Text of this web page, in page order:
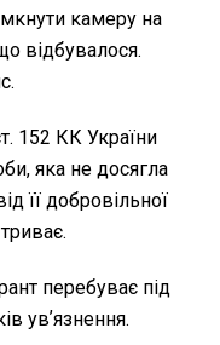
камеру на
відбувалося.
152 КК України
яка не досягла
її добровільної
перебуває під
увʼязнення.